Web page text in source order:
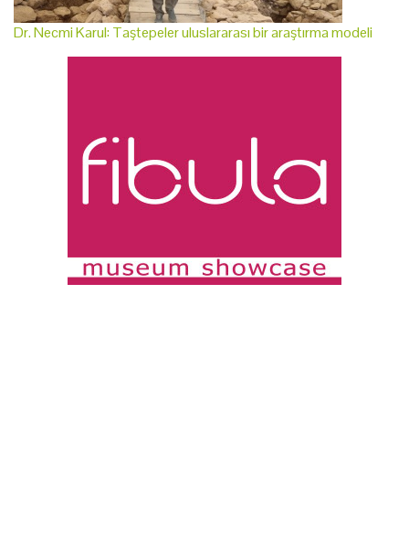
Dr. Necmi Karul: Taştepeler uluslararası bir araştırma modeli